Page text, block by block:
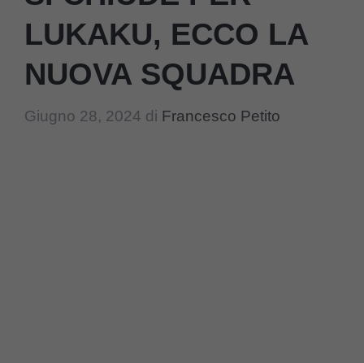
LUKAKU, ECCO LA
NUOVA SQUADRA
Giugno 28, 2024 di Francesco Petito